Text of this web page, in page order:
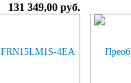
131 349,00 руб.